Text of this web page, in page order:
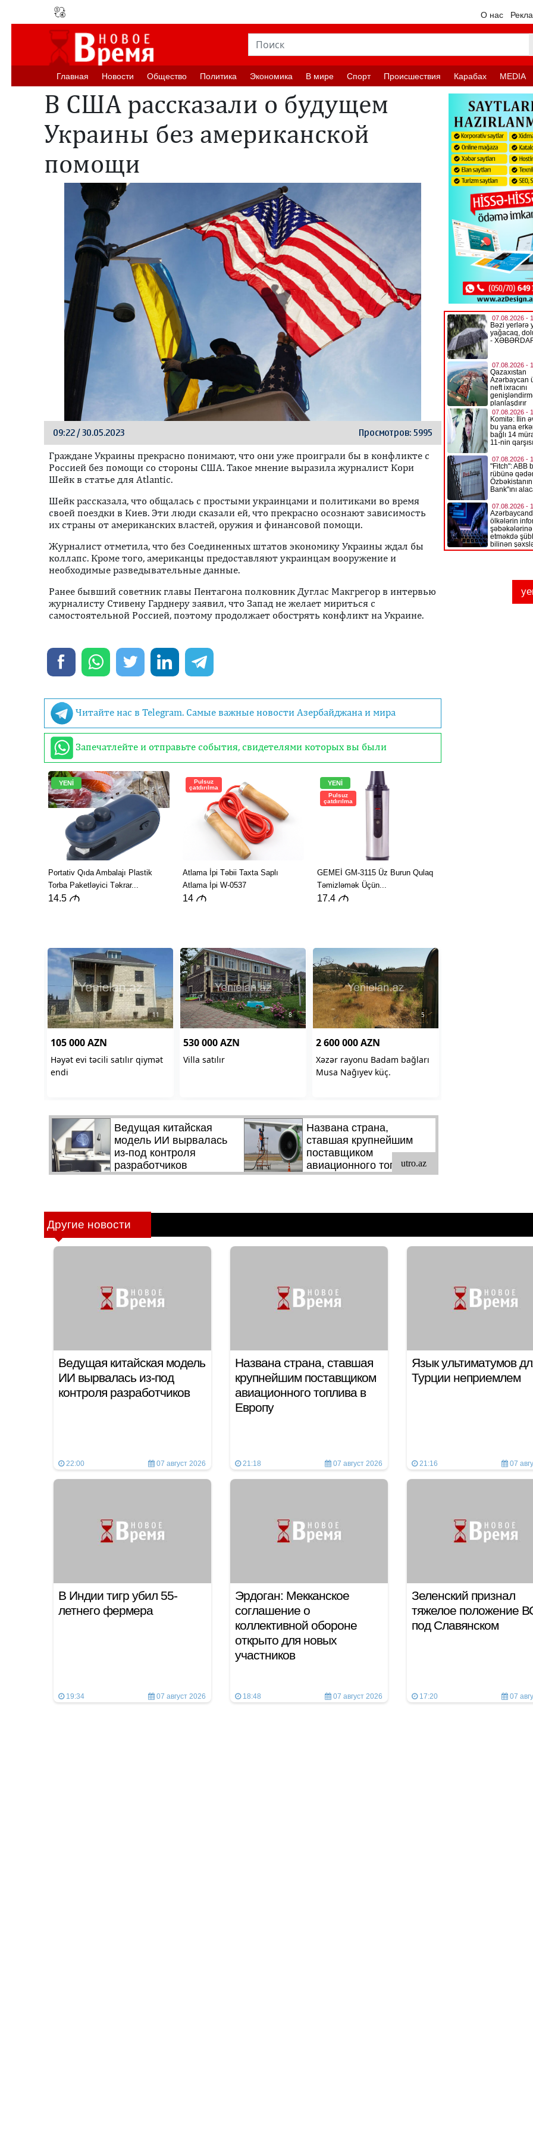
О нас
Главная Новости Oбщество Политика Экономика В мире Спорт Происшествия Карабах MEDIA
В США рассказали о будущем
Украины без американской
помощи
09:22 / 30.05.2023 Просмотров: 5995
Граждане Украины прекрасно понимают, что они уже проиграли бы в конфликте с
Россией без помощи со стороны США. Такое мнение выразила журналист Кори
Шейк в статье для Atlantic.
Шейк рассказала, что общалась с простыми украинцами и политиками во время
своей поездки в Киев. Эти люди сказали ей, что прекрасно осознают зависимость
их страны от американских властей, оружия и финансовой помощи.
Журналист отметила, что без Соединенных штатов экономику Украины ждал бы
коллапс. Кроме того, американцы предоставляют украинцам вооружение и
необходимые разведывательные данные.
Ранее бывший советник главы Пентагона полковник Дуглас Макгрегор в интервью
журналисту Стивену Гарднеру заявил, что Запад не желает мириться с
самостоятельной Россией, поэтому продолжает обострять конфликт на Украине.
Читайте нас в Telegram. Самые важные новости Азербайджана и мира
Запечатлейте и отправьте события, свидетелями которых вы были
Другие новости
Ведущая китайская модель
ИИ вырвалась из-под
контроля разработчиков
22:00 07 август 2026
Названа страна, ставшая
крупнейшим поставщиком
авиационного топлива в
Европу
21:18 07 август 2026
Язык ультиматумов
Турции неприемлем
21:16 07
В Индии тигр убил 55-
летнего фермера
19:34 07 август 2026
Эрдоган: Мекканское
соглашение о
коллективной обороне
открыто для новых
участников
18:48 07 август 2026
Зеленский признал
тяжелое положение
под Славянском
17:20 07